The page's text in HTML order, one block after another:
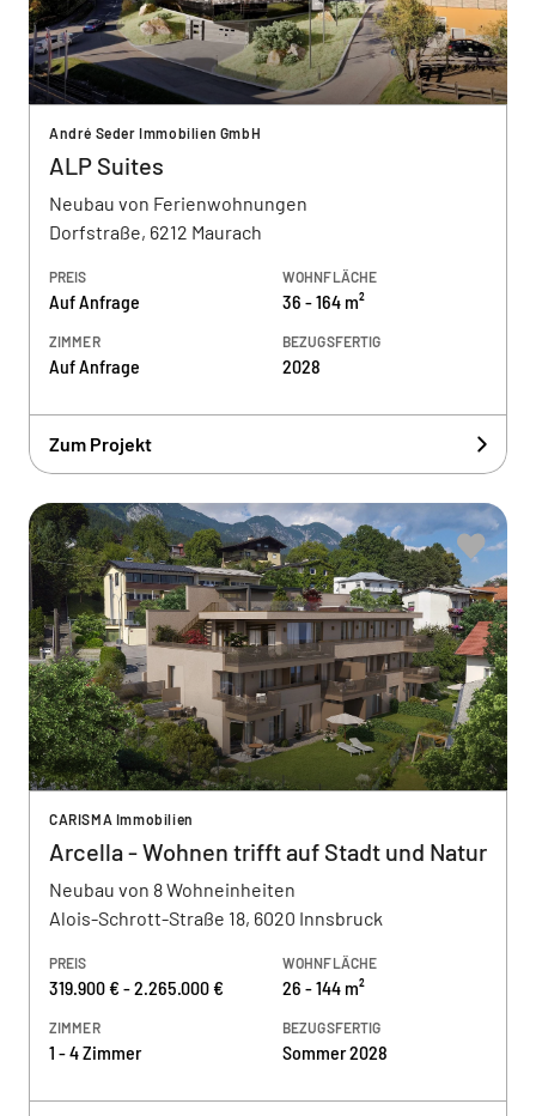
André Seder Immobilien GmbH
ALP Suites
Neubau von Ferienwohnungen
Dorfstraße, 6212 Maurach
PREIS
Auf Anfrage
WOHNFLÄCHE
36 - 164 m²
ZIMMER
Auf Anfrage
BEZUGSFERTIG
2028
Zum Projekt
CARISMA Immobilien
Arcella - Wohnen trifft auf Stadt und Natur
Neubau von 8 Wohneinheiten
Alois-Schrott-Straße 18, 6020 Innsbruck
PREIS
319.900 € - 2.265.000 €
WOHNFLÄCHE
26 - 144 m²
ZIMMER
1 - 4 Zimmer
BEZUGSFERTIG
Sommer 2028